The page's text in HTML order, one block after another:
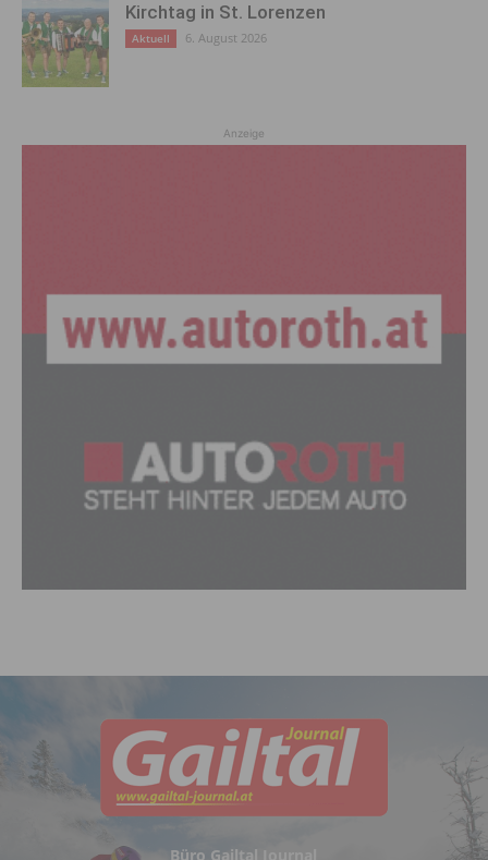
Kirchtag in St. Lorenzen
Aktuell 6. August 2026
Anzeige
Büro Gailtal Journal